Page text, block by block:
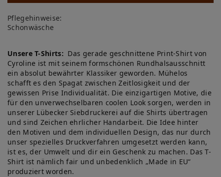
ch
lis
te
Pflegehinweise:
Schonwäsche
Unsere T-Shirts: Das gerade geschnittene Print-Shirt von
Cyroline ist mit seinem formschönen Rundhalsausschnitt
ein absolut bewährter Klassiker geworden. Mühelos
schafft es den Spagat zwischen Zeitlosigkeit und der
gewissen Prise Individualität. Die einzigartigen Motive, die
für den unverwechselbaren coolen Look sorgen, werden in
unserer Lübecker Siebdruckerei auf die Shirts übertragen
und sind Zeichen ehrlicher Handarbeit. Die Idee hinter
den Motiven und dem individuellen Design, das nur durch
unser spezielles Druckverfahren umgesetzt werden kann,
ist es, der Umwelt und dir ein Geschenk zu machen. Das T-
Shirt ist nämlich fair und unbedenklich „Made in EU“
produziert worden.